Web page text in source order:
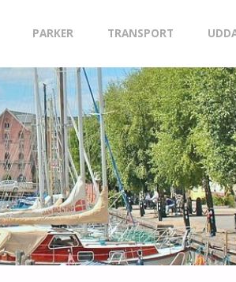
PARKER TRANSPORT